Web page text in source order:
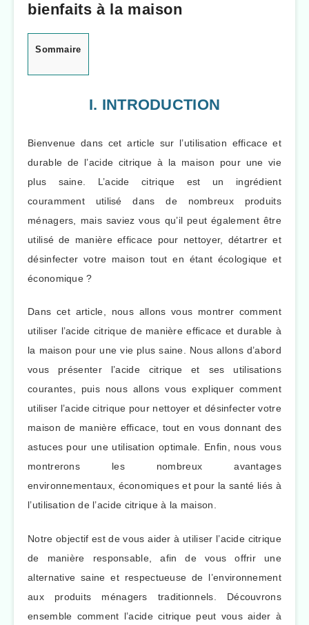
bienfaits à la maison
Sommaire
I. INTRODUCTION
Bienvenue dans cet article sur l’utilisation efficace et
durable de l’acide citrique à la maison pour une vie
plus saine. L’acide citrique est un ingrédient
couramment utilisé dans de nombreux produits
ménagers, mais saviez vous qu’il peut également être
utilisé de manière efficace pour nettoyer, détartrer et
désinfecter votre maison tout en étant écologique et
économique ?
Dans cet article, nous allons vous montrer comment
utiliser l’acide citrique de manière efficace et durable à
la maison pour une vie plus saine. Nous allons d’abord
vous présenter l’acide citrique et ses utilisations
courantes, puis nous allons vous expliquer comment
utiliser l’acide citrique pour nettoyer et désinfecter votre
maison de manière efficace, tout en vous donnant des
astuces pour une utilisation optimale. Enfin, nous vous
montrerons les nombreux avantages
environnementaux, économiques et pour la santé liés à
l’utilisation de l’acide citrique à la maison.
Notre objectif est de vous aider à utiliser l’acide citrique
de manière responsable, afin de vous offrir une
alternative saine et respectueuse de l’environnement
aux produits ménagers traditionnels. Découvrons
ensemble comment l’acide citrique peut vous aider à